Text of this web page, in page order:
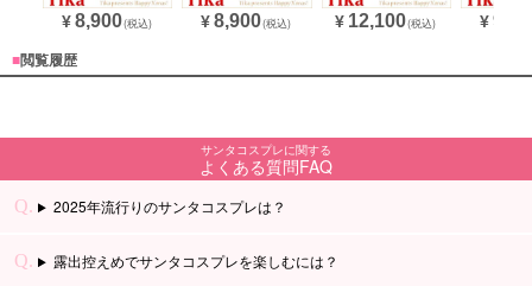
¥ 8,900(税込) ¥ 8,900(税込) ¥ 12,100(税込) ¥
■閲覧履歴
サンタコスプレに関する
よくある質問FAQ
2025年流行りのサンタコスプレは？
露出控えめでサンタコスプレを楽しむには？